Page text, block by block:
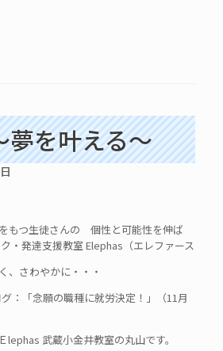
夢を叶える～
もつ生徒さんの 個性と可能性を伸ば
・発達支援教室 Elephas（エレファース
、さわやかに・・・
：「念願の職種に就労決定！」（11月
lephas 武蔵小金井教室の丸山です。